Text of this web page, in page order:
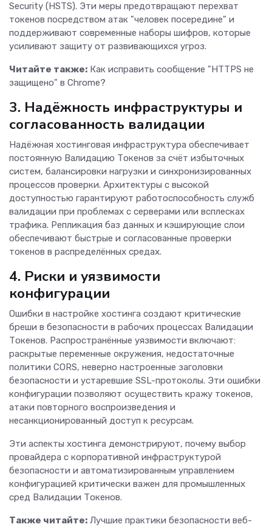
Security (HSTS). Эти меры предотвращают перехват
токенов посредством атак "человек посередине" и
поддерживают современные наборы шифров, которые
усиливают защиту от развивающихся угроз.
Читайте также: Как исправить сообщение "HTTPS не
защищено" в Chrome?
3. Надёжность инфраструктуры и
согласованность валидации
Надёжная хостинговая инфраструктура обеспечивает
постоянную Валидацию Токенов за счёт избыточных
систем, балансировки нагрузки и синхронизированных
процессов проверки. Архитектуры с высокой
доступностью гарантируют работоспособность служб
валидации при проблемах с серверами или всплесках
трафика. Репликация баз данных и кэширующие слои
обеспечивают быстрые и согласованные проверки
токенов в распределённых средах.
4. Риски и уязвимости
конфигурации
Ошибки в настройке хостинга создают критические
бреши в безопасности в рабочих процессах Валидации
Токенов. Распространённые уязвимости включают:
раскрытые переменные окружения, недостаточные
политики CORS, неверно настроенные заголовки
безопасности и устаревшие SSL-протоколы. Эти ошибки
конфигурации позволяют осуществить кражу токенов,
атаки повторного воспроизведения и
несанкционированный доступ к ресурсам.
Эти аспекты хостинга демонстрируют, почему выбор
провайдера с корпоративной инфраструктурой
безопасности и автоматизированным управлением
конфигурацией критически важен для промышленных
сред Валидации Токенов.
Также читайте: Лучшие практики безопасности веб-